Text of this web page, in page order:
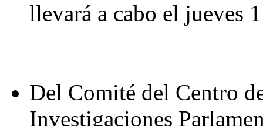
llevará a cabo el jueves
Del Comité del Centro
Investigaciones